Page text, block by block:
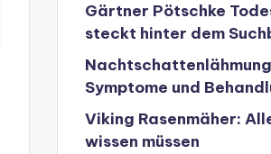
Gärtner Pötschke
steckt hinter dem
Symptome und
Viking Rasenmäher:
wissen müssen